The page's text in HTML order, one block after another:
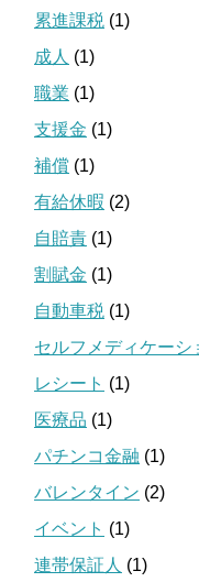
累進課税 (1)
成人 (1)
職業 (1)
支援金 (1)
補償 (1)
有給休暇 (2)
自賠責 (1)
割賦金 (1)
自動車税 (1)
セルフメディケーシ
レシート (1)
医療品 (1)
パチンコ金融 (1)
バレンタイン (2)
イベント (1)
連帯保証人 (1)